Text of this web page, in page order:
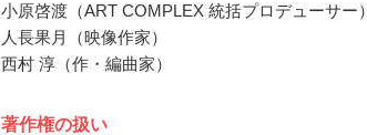
小原啓渡（ART COMPLEX 統括プロデューサー）
人長果月（映像作家）
西村 淳（作・編曲家）
著作権の扱い